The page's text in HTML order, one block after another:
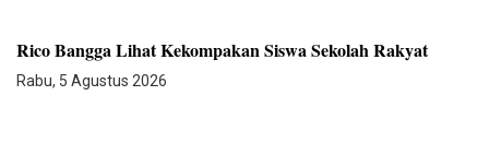
Rico Bangga Lihat Kekompakan Siswa Sekolah Rakyat
Rabu, 5 Agustus 2026